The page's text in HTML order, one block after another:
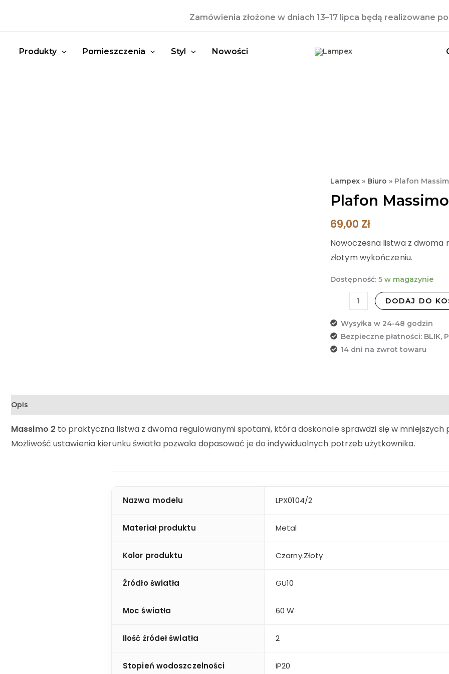
Zamówienia złożone w dniach 13–17 lipca będą realizowane
Produkty Pomieszczenia Styl Nowości
Lampex » Biuro » Plafon
Plafon
69,00 Zł
Nowoczesna listwa z
złotym wykończeniu.
Dostępność: 5 w magazynie
ilość
Plafon
Massimo
2
DODAJ DO
Wysyłka w 24-48 godzin
Bezpieczne płatności: BLIK,
14 dni na zwrot towaru
Opis
Massimo 2 to praktyczna listwa z dwoma regulowanymi spotami, która doskonale sprawdzi się w
Możliwość ustawienia kierunku światła pozwala dopasować je do indywidualnych potrzeb użytkownika.
Nazwa modelu LPX0104/2
Materiał produktu Metal
Kolor produktu Czarny.Złoty
Źródło światła GU10
Moc światła 60 W
Ilość źródeł światła 2
Stopień wodoszczelności IP20